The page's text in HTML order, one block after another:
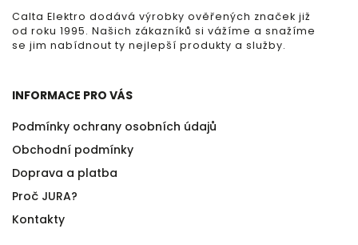
Calta Elektro dodává výrobky ověřených značek již
od roku 1995. Našich zákazníků si vážíme a snažíme
se jim nabídnout ty nejlepší produkty a služby.
INFORMACE PRO VÁS
Podmínky ochrany osobních údajů
Obchodní podmínky
Doprava a platba
Proč JURA?
Kontakty